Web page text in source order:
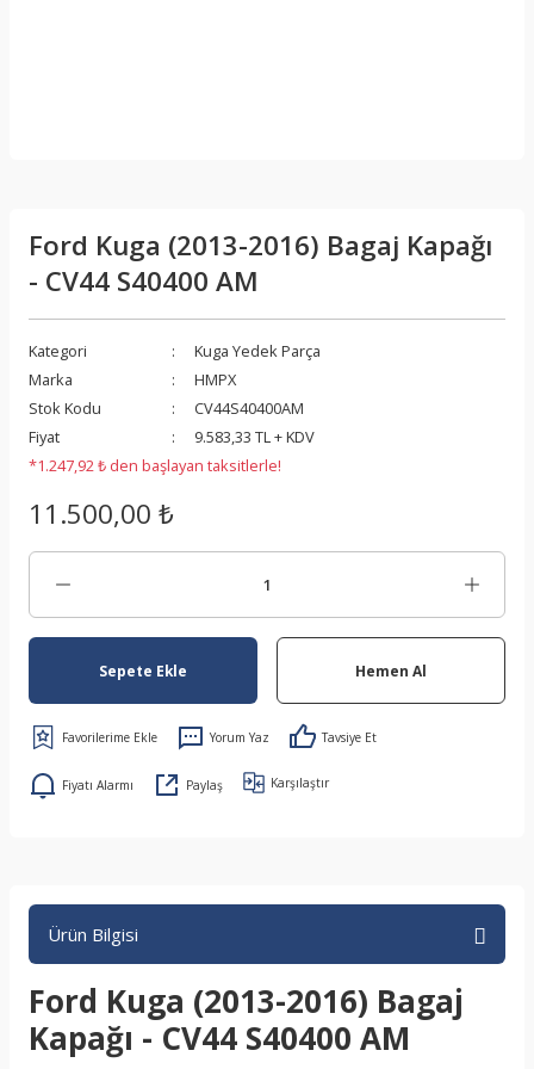
Ford Kuga (2013-2016) Bagaj Kapağı
- CV44 S40400 AM
Kategori
Kuga Yedek Parça
Marka
HMPX
Stok Kodu
CV44S40400AM
Fiyat
9.583,33 TL + KDV
*1.247,92 ₺ den başlayan taksitlerle!
11.500,00 ₺
Sepete Ekle Hemen Al
Yorum Yaz Tavsiye Et
Fiyatı Alarmı Paylaş Karşılaştır
Ürün Bilgisi
Ford Kuga (2013-2016) Bagaj
Kapağı - CV44 S40400 AM